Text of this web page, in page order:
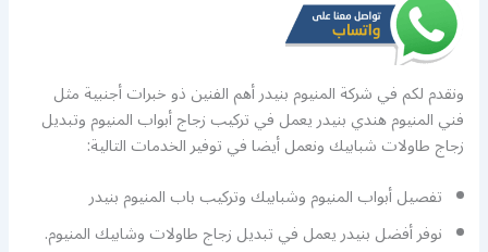
ونقدم لكم في شركة المنيوم بنيدر أهم الفنين ذو خبرات أجنبية مثل
فني المنيوم هندي بنيدر يعمل في تركيب زجاج أبواب المنيوم وتبديل
زجاج طاولات شبابيك ونعمل أيضا في توفير الخدمات التالية:
تفصيل أبواب المنيوم وشبابيك وتركيب باب المنيوم بنيدر
نوفر أفضل بنيدر يعمل في تبديل زجاج طاولات وشابيك المنيوم.